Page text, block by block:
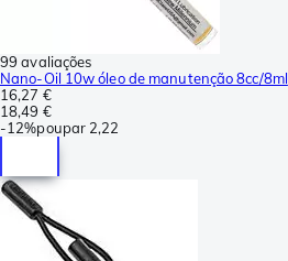
99 avaliações
Nano-Oil 10w óleo de manutenção 8cc/8ml
16,27 €
18,49 €
-12%poupar 2,22